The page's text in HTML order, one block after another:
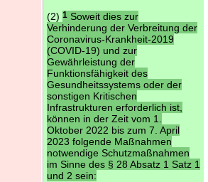
(2) 1Soweit dies zur
Verhinderung der Verbreitung der
Coronavirus-Krankheit-2019
(COVID-19) und zur
Gewährleistung der
Funktionsfähigkeit des
Gesundheitssystems oder der
sonstigen Kritischen
Infrastrukturen erforderlich ist,
können in der Zeit vom 1.
Oktober 2022 bis zum 7. April
2023 folgende Maßnahmen
notwendige Schutzmaßnahmen
im Sinne des § 28 Absatz 1 Satz 1
und 2 sein: